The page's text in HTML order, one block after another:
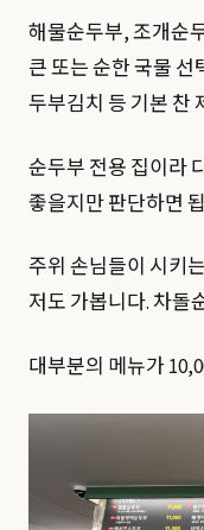
해물순두부, 조개순
큰 또는 순한 국물 선
두부김치 등 기본 찬
순두부 전용 집이라
좋을지만 판단하면
주위 손님들이 시키
저도 가봅니다. 차돌
대부분의 메뉴가